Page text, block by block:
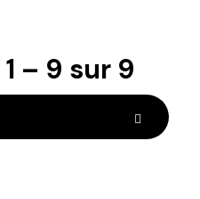
1 – 9 sur 9